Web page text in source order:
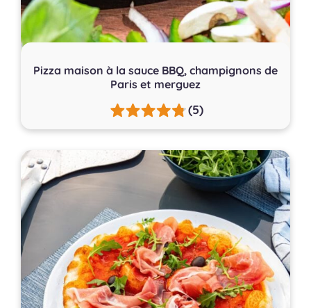
Pizza maison à la sauce BBQ, champignons de
Paris et merguez
(5)